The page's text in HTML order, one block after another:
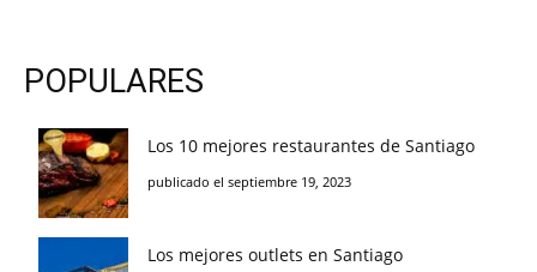
POPULARES
Los 10 mejores restaurantes de Santiago
publicado el septiembre 19, 2023
Los mejores outlets en Santiago